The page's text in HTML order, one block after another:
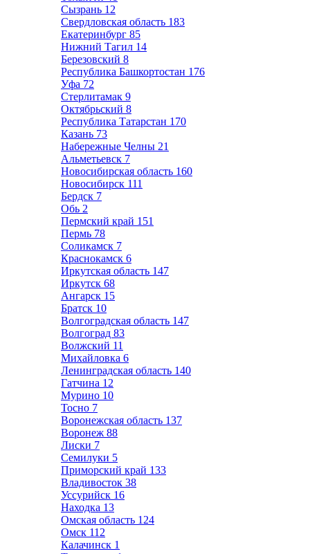
Сызрань 12
Свердловская область 183
Екатеринбург 85
Нижний Тагил 14
Березовский 8
Республика Башкортостан 176
Уфа 72
Стерлитамак 9
Октябрьский 8
Республика Татарстан 170
Казань 73
Набережные Челны 21
Альметьевск 7
Новосибирская область 160
Новосибирск 111
Бердск 7
Обь 2
Пермский край 151
Пермь 78
Соликамск 7
Краснокамск 6
Иркутская область 147
Иркутск 68
Ангарск 15
Братск 10
Волгоградская область 147
Волгоград 83
Волжский 11
Михайловка 6
Ленинградская область 140
Гатчина 12
Мурино 10
Тосно 7
Воронежская область 137
Воронеж 88
Лиски 7
Семилуки 5
Приморский край 133
Владивосток 38
Уссурийск 16
Находка 13
Омская область 124
Омск 112
Калачинск 1